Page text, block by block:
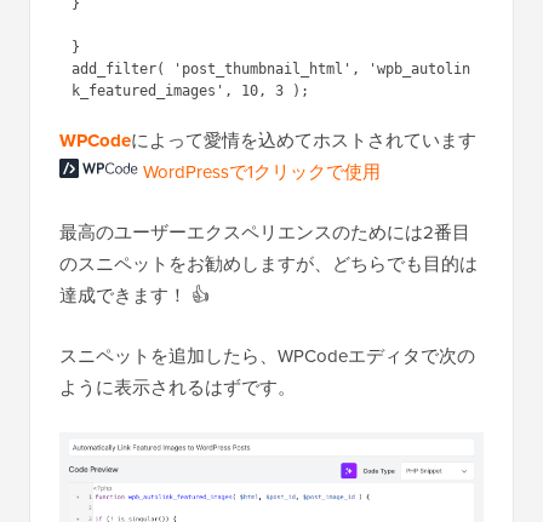
}
add_filter( 'post_thumbnail_html', 'wpb_autolin
WPCode によって愛情を込め
WordPressで1ク
最高のユーザーエクスペリエンスのためには2番目
のスニペットをお勧めしますが、どちらでも目的は
スニペットを追加したら、WPCodeエディタで次の